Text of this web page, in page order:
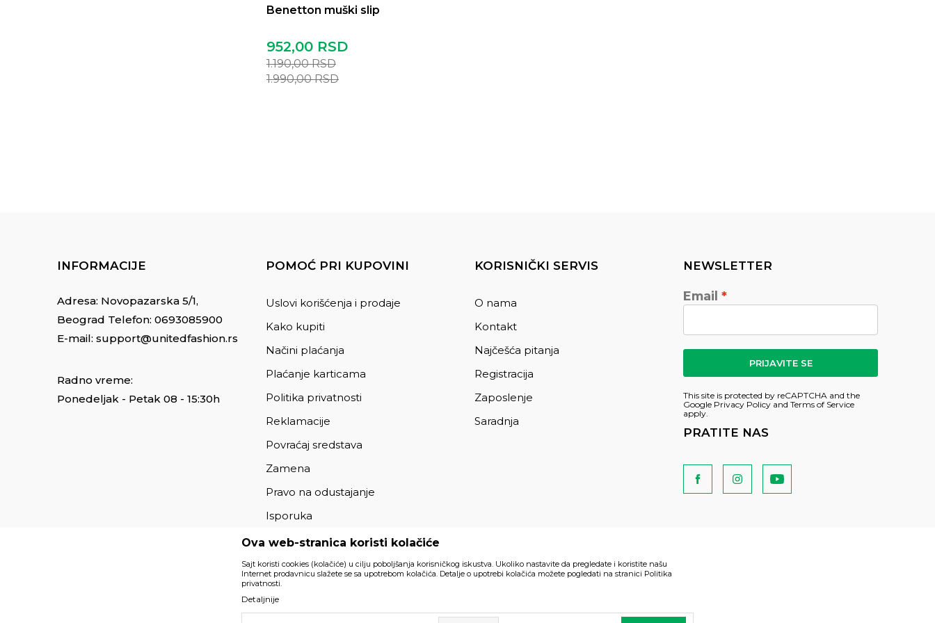
Benetton muški slip
952,00 RSD
1.190,00RSD
1.990,00RSD
INFORMACIJE
Adresa: Novopazarska 5/1,
Beograd Telefon: 0693085900
E-mail: support@unitedfashion.rs
Radno vreme:
Ponedeljak - Petak 08 - 15:30h
POMOĆ PRI KUPOVINI
Uslovi korišćenja i prodaje
Kako kupiti
Načini plaćanja
Plaćanje karticama
Politika privatnosti
Reklamacije
Povraćaj sredstava
Zamena
Pravo na odustajanje
Isporuka
KORISNIČKI SERVIS
O nama
Kontakt
Najčešća pitanja
Registracija
Zaposlenje
Saradnja
NEWSLETTER
Email
PRIJAVITE SE
This site is protected by reCAPTCHA and the
Google Privacy Policy and Terms of Service
apply.
PRATITE NAS
Podaci su informativnog karaktera i podložni su izmenama. Svi artikli prikazani na sajtu su
deo naše ponude i ne podrazumeva da su dostupni u svakom trenutku.
Ova web-stranica koristi kolačiće
Sajt koristi cookies (kolačiće) u cilju poboljšanja korisničkog iskustva. Ukoliko nastavite da pregledate i koristite našu
Internet prodavnicu slažete se sa upotrebom kolačića. Detalje o upotrebi kolačića možete pogledati na stranici Politika
privatnosti.
Detaljnije